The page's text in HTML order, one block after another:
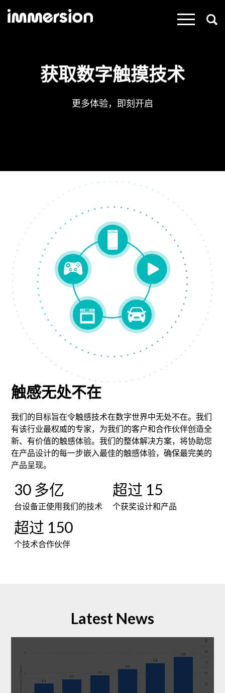
×
获取数字触摸技术
更多体验，即刻开启
触感无处不在
我们的目标旨在令触感技术在数字世界中无处不在。我们
有该行业最权威的专家，为我们的客户和合作伙伴创造全
新、有价值的触感体验。我们的整体解决方案，将协助您
在产品设计的每一步嵌入最佳的触感体验，确保最完美的
产品呈现。
30 多亿
台设备正使用我们的技术
超过 15
个获奖设计和产品
超过 150
个技术合作伙伴
Latest News